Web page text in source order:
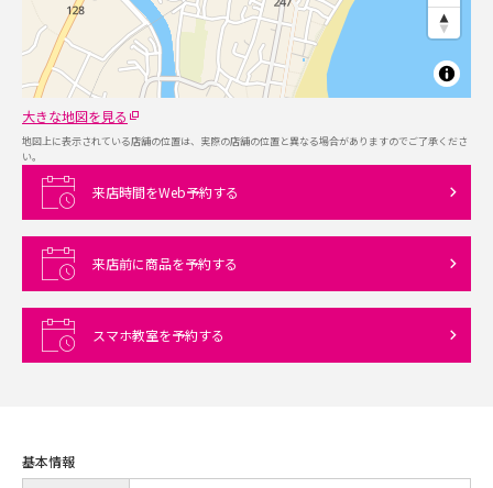
大きな地図を見る
地図上に表示されている店舗の位置は、実際の店舗の位置と異なる場合がありますのでご了承くださ
い。
来店時間をWeb予約する
来店前に商品を予約する
スマホ教室を予約する
基本情報